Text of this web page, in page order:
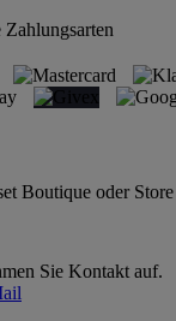
Boutique oder
Sie Kontakt auf.